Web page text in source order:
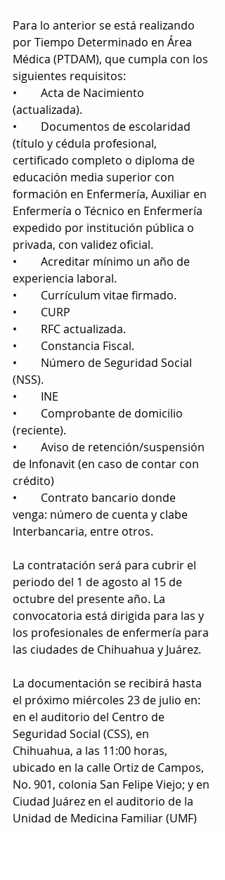
Para lo anterior se está realizando
por Tiempo Determinado en Área
Médica (PTDAM), que cumpla con los
siguientes requisitos:
•	Acta de Nacimiento
(actualizada).
•	Documentos de escolaridad
(título y cédula profesional,
certificado completo o diploma de
educación media superior con
formación en Enfermería, Auxiliar en
Enfermería o Técnico en Enfermería
expedido por institución pública o
privada, con validez oficial.
•	Acreditar mínimo un año de
experiencia laboral.
•	Currículum vitae firmado.
•	CURP
•	RFC actualizada.
•	Constancia Fiscal.
•	Número de Seguridad Social
(NSS).
•	INE
•	Comprobante de domicilio
(reciente).
•	Aviso de retención/suspensión
de Infonavit (en caso de contar con
crédito)
•	Contrato bancario donde
venga: número de cuenta y clabe
Interbancaria, entre otros.
La contratación será para cubrir el
periodo del 1 de agosto al 15 de
octubre del presente año. La
convocatoria está dirigida para las y
los profesionales de enfermería para
las ciudades de Chihuahua y Juárez.
La documentación se recibirá hasta
el próximo miércoles 23 de julio en:
en el auditorio del Centro de
Seguridad Social (CSS), en
Chihuahua, a las 11:00 horas,
ubicado en la calle Ortiz de Campos,
No. 901, colonia San Felipe Viejo; y en
Ciudad Juárez en el auditorio de la
Unidad de Medicina Familiar (UMF)